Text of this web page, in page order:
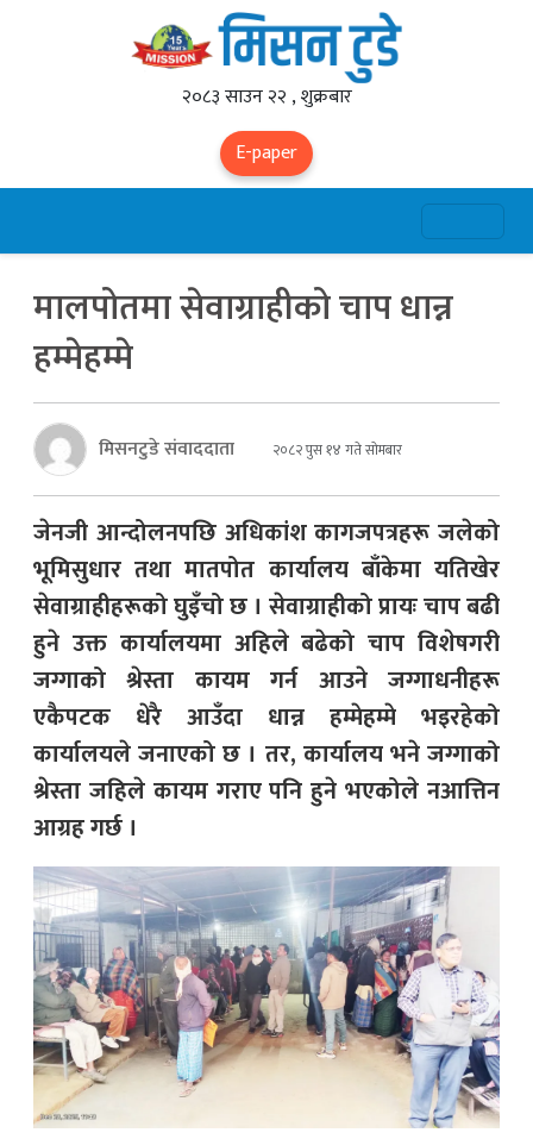
२०८३ साउन २२ , शुक्रबार
E-paper
मालपोतमा सेवाग्राहीको चाप धान्न
हम्मेहम्मे
मिसनटुडे संवाददाता २०८२ पुस १४ गते सोमबार
जेनजी आन्दोलनपछि अधिकांश कागजपत्रहरू जलेको
भूमिसुधार तथा मातपोत कार्यालय बाँकेमा यतिखेर
सेवाग्राहीहरूको घुइँचो छ । सेवाग्राहीको प्रायः चाप बढी
हुने उक्त कार्यालयमा अहिले बढेको चाप विशेषगरी
जग्गाको श्रेस्ता कायम गर्न आउने जग्गाधनीहरू
एकैपटक धेरै आउँदा धान्न हम्मेहम्मे भइरहेको
कार्यालयले जनाएको छ । तर, कार्यालय भने जग्गाको
श्रेस्ता जहिले कायम गराए पनि हुने भएकोले नआत्तिन
आग्रह गर्छ ।